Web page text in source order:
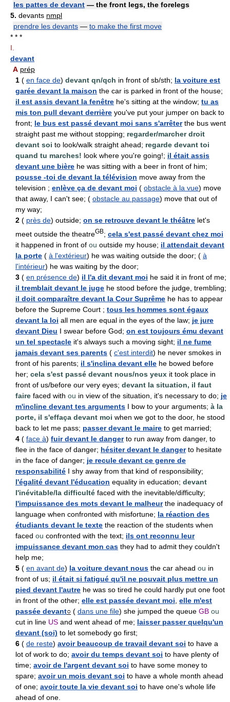
les pattes de devant — the front legs, the forelegs
5. devants nmpl
prendre les devants — to make the first move
* * *
I.
devant
A prép
1 ( en face de) devant qn/qch in front of sb/sth; la voiture est
garée devant la maison the car is parked in front of the house;
il est assis devant la fenêtre he's sitting at the window; tu as
mis ton pull devant derrière you've put your jumper on back to
front; le bus est passé devant moi sans s'arrêterthe bus went
straight past me without stopping; regarder/marcher droit
devant soi to look/walk straight ahead; regarde devant toi
quand tu marches! look where you're going!; il était assis
devant une bière he was sitting with a beer in front of him;
pousse -toi de devant la télévision move away from the
television ; enlève ça de devant moi ( obstacle à la vue) move
that away, I can't see; ( obstacle au passage) move that out of
my way;
2 ( près de) outside; on se retrouve devant le théâtre let's
meet outside the theatreGB; cela s'est passé devant chez moi
it happened in front of ou outside my house; il attendait devant
la porte ( à l'extérieur) he was waiting outside the door; ( à
l'intérieur) he was waiting by the door;
3 ( en présence de) il l'a dit devant moi he said it in front of me;
il tremblait devant le juge he stood before the judge, trembling;
il doit comparaître devant la Cour Suprême he has to appear
before the Supreme Court ; tous les hommes sont égaux
devant la loi all men are equal in the eyes of the law; je jure
devant Dieu I swear before God; on est toujours ému devant
un tel spectacle it's always such a moving sight; il ne fume
jamais devant ses parents ( c'est interdit) he never smokes in
front of his parents; il s'inclina devant elle he bowed before
her; cela s'est passé devant nous/nos yeux it took place in
front of us/before our very eyes; devant la situation, il faut
faire faced with ou in view of the situation, it's necessary to do; je
m'incline devant tes arguments I bow to your arguments; à la
porte, il s'effaça devant moi when we got to the door, he stood
back to let me pass; passer devant le maire to get married;
4 ( face à) fuir devant le dangerto run away from danger, to
flee in the face of danger; hésiter devant le dangerto hesitate
in the face of danger; je recule devant ce genre de
responsabilité I shy away from that kind of responsibility;
l'égalité devant l'éducation equality in education; devant
l'inévitable/la difficulté faced with the inevitable/difficulty;
l'impuissance des mots devant le malheurthe inadequacy of
language when confronted with misfortune; la réaction des
étudiants devant le texte the reaction of the students when
faced ou confronted with the text; ils ont reconnu leur
impuissance devant mon cas they had to admit they couldn't
help me;
5 ( en avant de) la voiture devant nous the car ahead ou in
front of us; il était si fatigué qu'il ne pouvait plus mettre un
pied devant l'autre he was so tired he could hardly put one foot
in front of the other; elle est passée devant moi elle m'est
passée devant○ ( dans une file) she jumped the queue GB ou
cut in line US and went ahead of me; laisser passer quelqu'un
devant (soi) to let somebody go first;
6 ( de reste) avoir beaucoup de travail devant soi to have a
lot of work to do; avoir du temps devant soi to have plenty of
time; avoir de l'argent devant soi to have some money to
spare; avoir un mois devant soi to have a whole month ahead
of one; avoir toute la vie devant soi to have one's whole life
ahead of one.